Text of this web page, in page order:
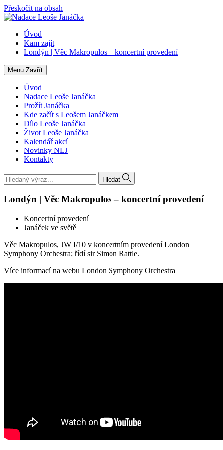
Přeskočit na obsah
Úvod
Kam zajít
Londýn | Věc Makropulos – koncertní provedení
Menu Zavřít
Úvod
Nadace Leoše Janáčka
Prožít Janáčka
Kde začít s Leošem Janáčkem
Dílo Leoše Janáčka
Život Leoše Janáčka
Kalendář akcí
Novinky NLJ
Kontakty
Hledat
Londýn | Věc Makropulos – koncertní provedení
Koncertní provedení
Janáček ve světě
Věc Makropulos, JW I/10 v koncertním provedení London
Symphony Orchestra; řídí sir Simon Rattle.
Více informací na webu London Symphony Orchestra